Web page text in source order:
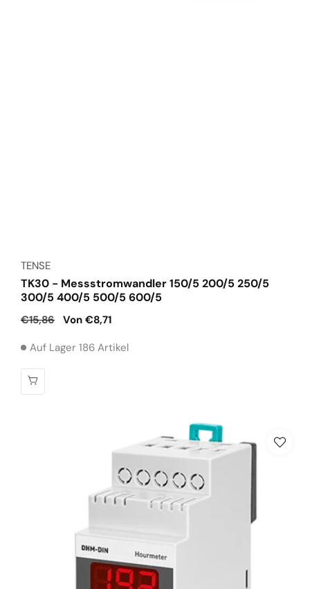
TENSE
TK30 - Messstromwandler 150/5 200/5 250/5
300/5 400/5 500/5 600/5
Normaler
€15,86 Verkaufspreis
Von €8,71
Auf Lager 186 Artikel